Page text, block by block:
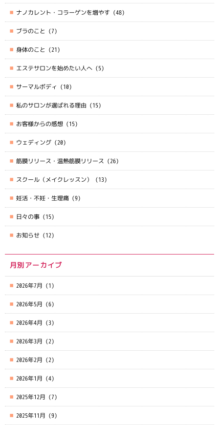
ナノカレント・コラーゲンを増やす (48)
ブラのこと (7)
身体のこと (21)
エステサロンを始めたい人へ (5)
サーマルボディ (10)
私のサロンが選ばれる理由 (15)
お客様からの感想 (15)
ウェディング (20)
筋膜リリース・温熱筋膜リリース (26)
スクール（メイクレッスン） (13)
妊活・不妊・生理痛 (9)
日々の事 (15)
お知らせ (12)
月別アーカイブ
2026年7月 (1)
2026年5月 (6)
2026年4月 (3)
2026年3月 (2)
2026年2月 (2)
2026年1月 (4)
2025年12月 (7)
2025年11月 (9)